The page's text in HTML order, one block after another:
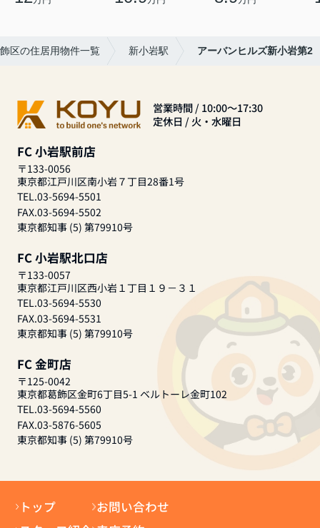
区の住居用物件一覧 新小岩駅 アーバンヒルズ新小岩第2
営業時間 / 10:00～17:30
定休日 / 火・水曜日
FC 小岩駅前店
〒133-0056
東京都江戸川区南小岩７丁目28番1号
TEL.03-5694-5501
FAX.03-5694-5502
東京都知事 (5) 第79910号
FC 小岩駅北口店
〒133-0057
東京都江戸川区西小岩１丁目１９－３１
TEL.03-5694-5530
FAX.03-5694-5531
東京都知事 (5) 第79910号
FC 金町店
〒125-0042
東京都葛飾区金町6丁目5-1 ベルトーレ金町102
TEL.03-5694-5560
FAX.03-5876-5605
東京都知事 (5) 第79910号
トップ
お問い合わせ